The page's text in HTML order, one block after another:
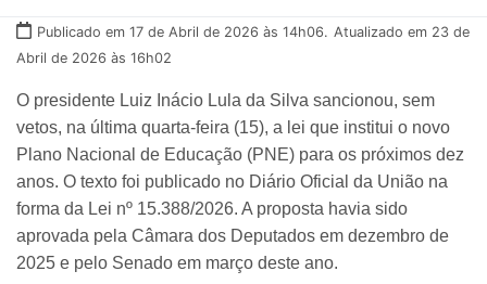
Publicado em 17 de Abril de 2026 às 14h06. Atualizado em 23 de
Abril de 2026 às 16h02
O presidente Luiz Inácio Lula da Silva sancionou, sem
vetos, na última quarta-feira (15), a lei que institui o novo
Plano Nacional de Educação (PNE) para os próximos dez
anos. O texto foi publicado no Diário Oficial da União na
forma da Lei nº 15.388/2026. A proposta havia sido
aprovada pela Câmara dos Deputados em dezembro de
2025 e pelo Senado em março deste ano.